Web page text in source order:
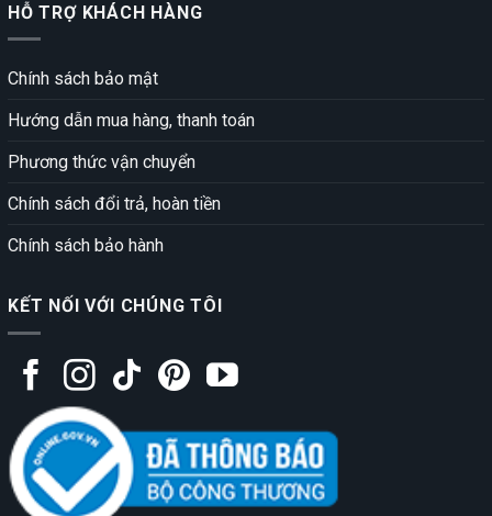
HỖ TRỢ KHÁCH HÀNG
Chính sách bảo mật
Hướng dẫn mua hàng, thanh toán
Phương thức vận chuyển
Chính sách đổi trả, hoàn tiền
Chính sách bảo hành
KẾT NỐI VỚI CHÚNG TÔI